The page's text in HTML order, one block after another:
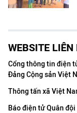
WEBSITE LIÊN
Cổng thông tin điện
Đảng Cộng sản Việt
Thông tấn xã Việt
Báo điện tử Quân